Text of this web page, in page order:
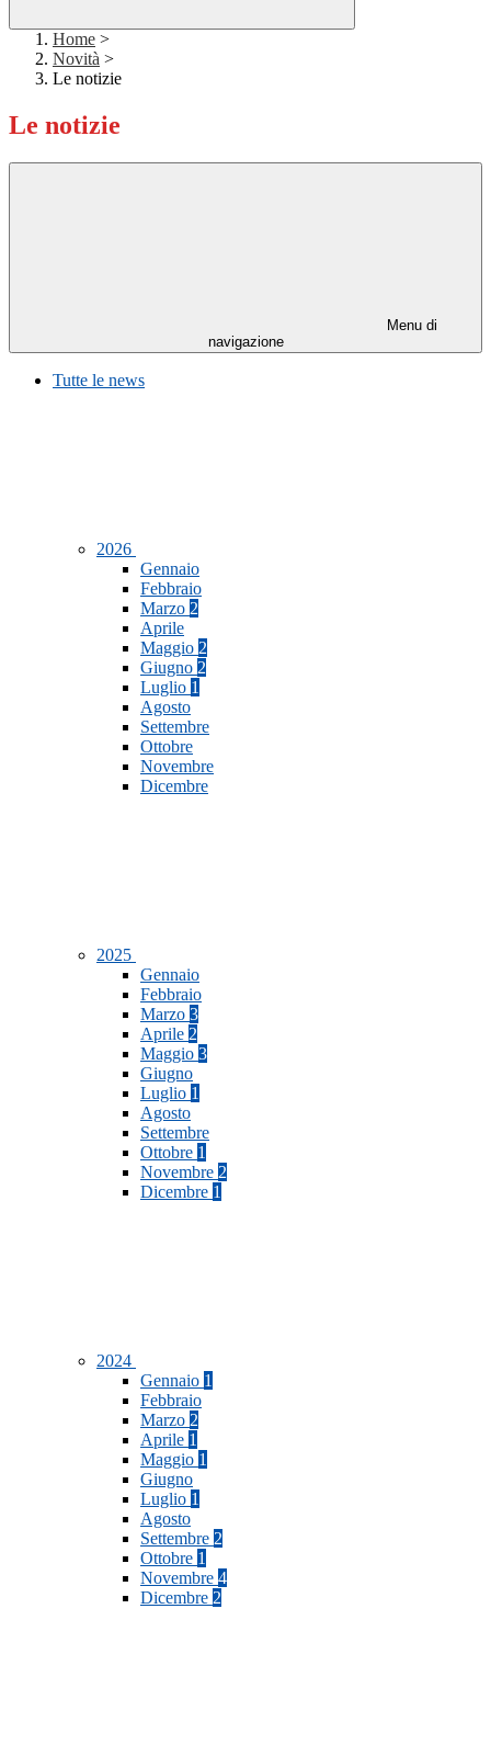
Home >
Novità >
Le notizie
Le notizie
Menu di
navigazione
Tutte le news
2026
Gennaio
Febbraio
Marzo 2
Aprile
Maggio 2
Giugno 2
Luglio 1
Agosto
Settembre
Ottobre
Novembre
Dicembre
2025
Gennaio
Febbraio
Marzo 3
Aprile 2
Maggio 3
Giugno
Luglio 1
Agosto
Settembre
Ottobre 1
Novembre 2
Dicembre 1
2024
Gennaio 1
Febbraio
Marzo 2
Aprile 1
Maggio 1
Giugno
Luglio 1
Agosto
Settembre 2
Ottobre 1
Novembre 4
Dicembre 2